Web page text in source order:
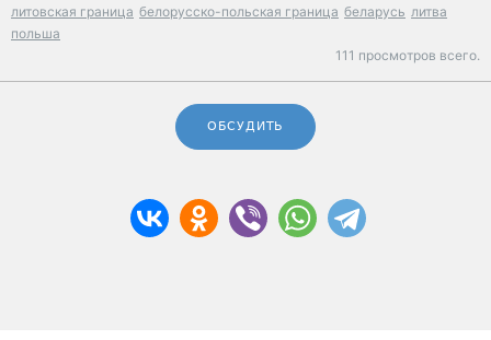
литовская граница белорусско-польская граница беларусь литва
польша
111 просмотров всего.
ОБСУДИТЬ